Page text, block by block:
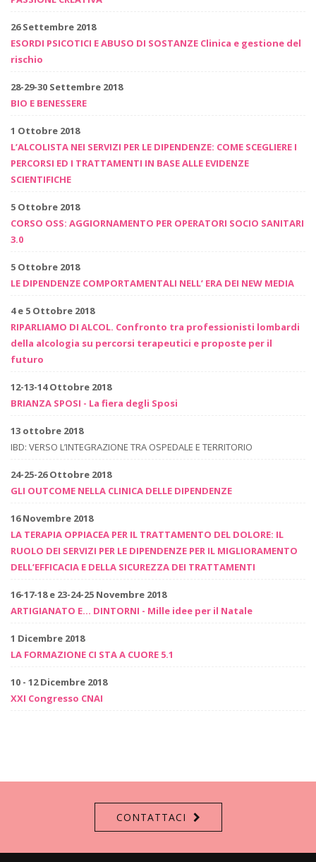
26 Settembre 2018
ESORDI PSICOTICI E ABUSO DI SOSTANZE Clinica e gestione del
rischio
28-29-30 Settembre 2018
BIO E BENESSERE
1 Ottobre 2018
L’ALCOLISTA NEI SERVIZI PER LE DIPENDENZE: COME SCEGLIERE I
PERCORSI ED I TRATTAMENTI IN BASE ALLE EVIDENZE
SCIENTIFICHE
5 Ottobre 2018
CORSO OSS: AGGIORNAMENTO PER OPERATORI SOCIO SANITARI
3.0
5 Ottobre 2018
LE DIPENDENZE COMPORTAMENTALI NELL’ ERA DEI NEW MEDIA
4 e 5 Ottobre 2018
RIPARLIAMO DI ALCOL. Confronto tra professionisti lombardi
della alcologia su percorsi terapeutici e proposte per il
futuro
12-13-14 Ottobre 2018
BRIANZA SPOSI - La fiera degli Sposi
13 ottobre 2018
IBD: VERSO L’INTEGRAZIONE TRA OSPEDALE E TERRITORIO
24-25-26 Ottobre 2018
GLI OUTCOME NELLA CLINICA DELLE DIPENDENZE
16 Novembre 2018
LA TERAPIA OPPIACEA PER IL TRATTAMENTO DEL DOLORE: IL
RUOLO DEI SERVIZI PER LE DIPENDENZE PER IL MIGLIORAMENTO
DELL’EFFICACIA E DELLA SICUREZZA DEI TRATTAMENTI
16-17-18 e 23-24-25 Novembre 2018
ARTIGIANATO E... DINTORNI - Mille idee per il Natale
1 Dicembre 2018
LA FORMAZIONE CI STA A CUORE 5.1
10 - 12 Dicembre 2018
XXI Congresso CNAI
CONTATTACI